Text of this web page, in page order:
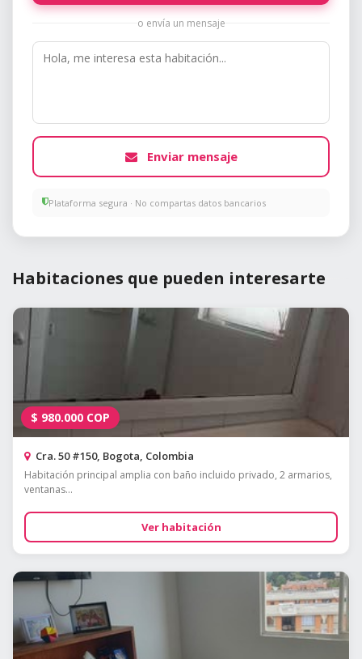
o envía un mensaje
Enviar mensaje
Plataforma segura · No compartas datos bancarios
Habitaciones que pueden interesarte
$ 980.000 COP
Cra. 50 #150, Bogota, Colombia
Habitación principal amplia con baño incluido privado, 2 armarios,
ventanas...
Ver habitación